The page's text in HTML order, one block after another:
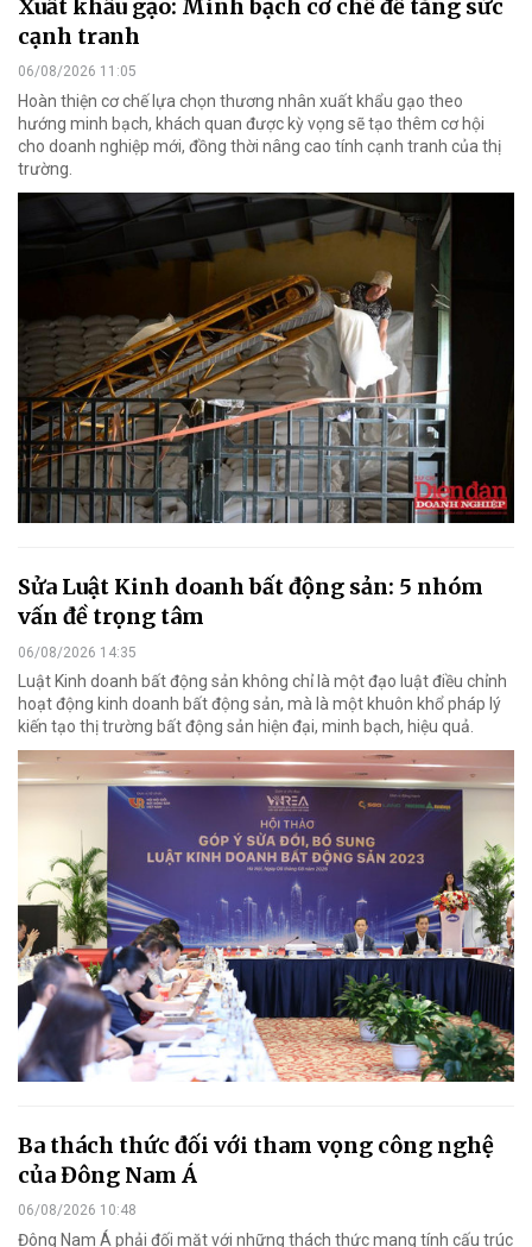
Xuất khẩu gạo: Minh bạch cơ chế để tăng sức
cạnh tranh
06/08/2026 11:05
Hoàn thiện cơ chế lựa chọn thương nhân xuất khẩu gạo theo
hướng minh bạch, khách quan được kỳ vọng sẽ tạo thêm cơ hội
cho doanh nghiệp mới, đồng thời nâng cao tính cạnh tranh của thị
trường.
Sửa Luật Kinh doanh bất động sản: 5 nhóm
vấn đề trọng tâm
06/08/2026 14:35
Luật Kinh doanh bất động sản không chỉ là một đạo luật điều chỉnh
hoạt động kinh doanh bất động sản, mà là một khuôn khổ pháp lý
kiến tạo thị trường bất động sản hiện đại, minh bạch, hiệu quả.
Ba thách thức đối với tham vọng công nghệ
của Đông Nam Á
06/08/2026 10:48
Đông Nam Á phải đối mặt với những thách thức mang tính cấu trúc